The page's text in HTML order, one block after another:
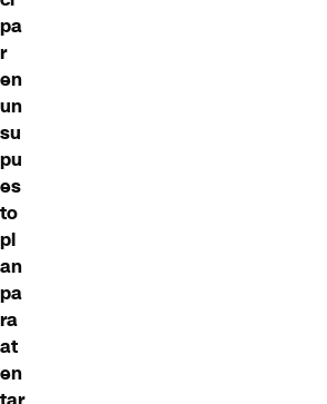
pa
r
en
un
su
pu
es
to
pl
an
pa
ra
at
en